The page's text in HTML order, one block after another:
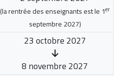
(la rentrée des enseignants est le 1er
septembre 2027)
23 octobre 2027
8 novembre 2027